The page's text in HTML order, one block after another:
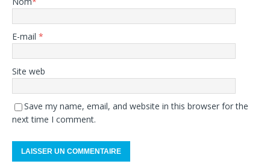
E-mail *
Site web
Save my name, email, and website in this browser for the
next time I comment.